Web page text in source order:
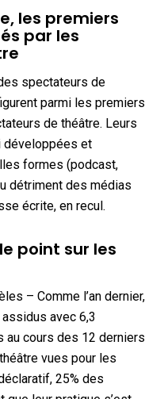
les premiers
par les
spectateurs de
parmi les premiers
de théâtre. Leurs
développées et
formes (podcast,
détriment des médias
écrite, en recul.
point sur les
– Comme l’an dernier,
avec 6,3
au cours des 12 derniers
vues pour les
25% des